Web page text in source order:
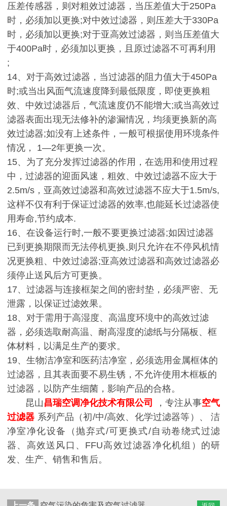
压差传感器，则对粗效过滤器，当压差值大于250Pa
时，必须加以更换;对中效过滤器，则压差大于330Pa
时，必须加以更换;对于亚高效过滤器，则当压差值大
于400Pa时，必须加以更换，且原过滤器不可再利用
;
14、对于高效过滤器，当过滤器的阻力值大于450Pa
时;或当出风面气流速度降到最低限度，即使更换粗
效、中效过滤器后，气流速度仍不能增大;或当高效过
滤器表面出现无法修补的渗漏情况，均须更换新的高
效过滤器;如没有上述条件，一般可根据使用环境条件
情况， 1—2年更换一次。
15、为了充分发挥过滤器的作用，在选用和使用过程
中，过滤器的迎面风速，粗效、中效过滤器不应大于
2.5m/s ，亚高效过滤器和高效过滤器不应大于1.5m/s,
这样不仅有利于保证过滤器的效率,也能延长过滤器使
用寿命,节约成本.
16、在设备运行时,一般不要更换过滤器;如因过滤器
已到更换期限而无法停机更换,则只允许在不停风机情
况更换粗、中效过滤器;亚高效过滤器和高效过滤器必
须停止送风后方可更换。
17、过滤器与连接框架之间的密封垫，必须严密、无
泄露，以保证过滤效果。
18、对于需用于高湿度、高温度环境中的高效过滤
器，必须选取耐高温、耐高湿度的滤纸与分隔板、框
体材料，以满足生产的要求。
19、生物洁净室和医药洁净室，必须选用金属框体的
过滤器，且其表面要不易生锈，不允许使用木框板的
过滤器，以防产生细菌，影响产品的合格。
昆山 昌瑞空调净化技术有限公司 ，专注从事空气
过滤器 系列产品（初/中/高效、化学过滤器等）、 洁
净室净化设备（抛弃式/可更换式/自动卷绕式过滤
器、高效送风口、FFU高效过滤器净化机组）的研
发、生产、销售和售后。